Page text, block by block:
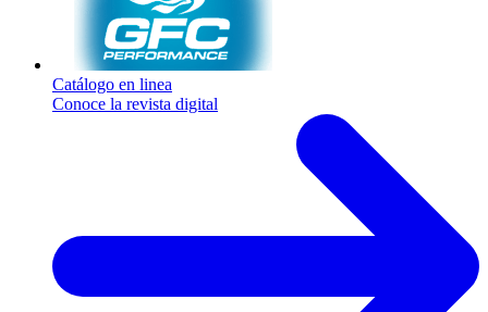
Catálogo en linea
Conoce la revista digital